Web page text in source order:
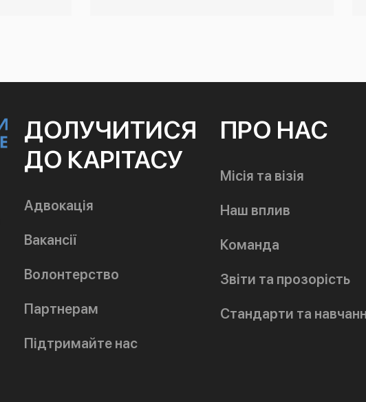
ДОЛУЧИТИСЯ
ДО КАРІТАСУ
Адвокація
Вакансії
Волонтерство
Партнерам
Підтримайте нас
ПРО НАС
Місія та візія
Наш вплив
Команда
Звіти та прозорість
Стандарти та